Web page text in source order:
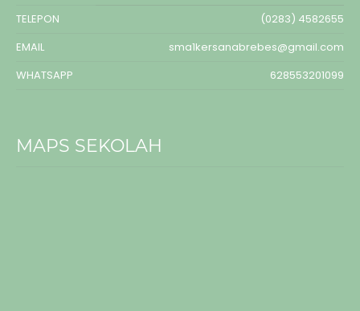
TELEPON
(0283) 4582655
EMAIL
sma1kersanabrebes@gmail.com
WHATSAPP
628553201099
MAPS SEKOLAH